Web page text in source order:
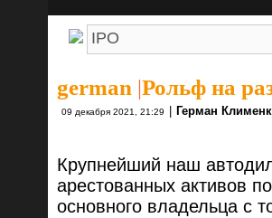
german |Рольф на
09 декабря 2021, 21:29 Герман
Крупнейший наш
арестованных активов
основного владельца с